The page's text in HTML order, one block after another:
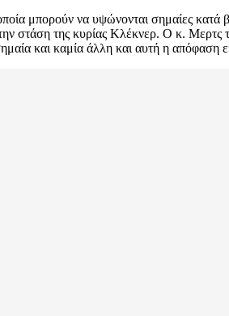
μπορούν να υψώνονται σημαίες
στάση της κυρίας Κλέκνερ. Ο κ. Μερτς
και καμία άλλη και αυτή η απόφαση